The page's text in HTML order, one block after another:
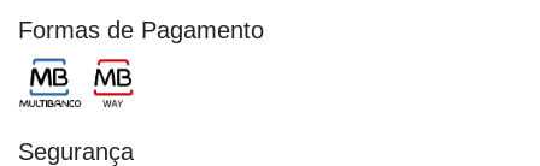
Formas de Pagamento
Segurança